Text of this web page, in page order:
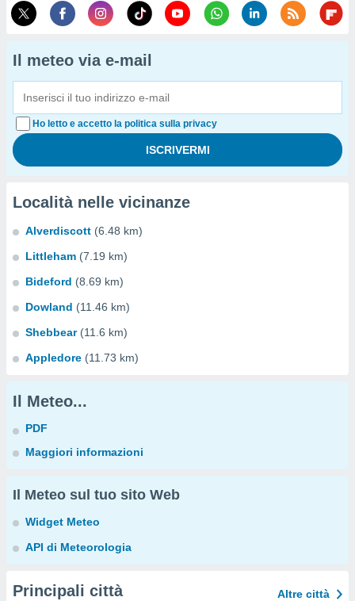
Il meteo via e-mail
Ho letto e accetto la politica sulla privacy
Località nelle vicinanze
Alverdiscott (6.48 km)
Littleham (7.19 km)
Bideford (8.69 km)
Dowland (11.46 km)
Shebbear (11.6 km)
Appledore (11.73 km)
Il Meteo...
PDF
Maggiori informazioni
Il Meteo sul tuo sito Web
Widget Meteo
API di Meteorologia
Principali città Altre città